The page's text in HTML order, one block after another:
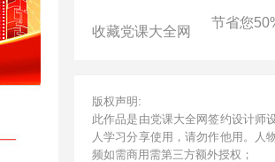
收藏党课大全网
节省您
版权声明:
此作品是由党课大全网签约设计师
人学习分享使用，请勿作他用。人
频如需商用需第三方额外授权；